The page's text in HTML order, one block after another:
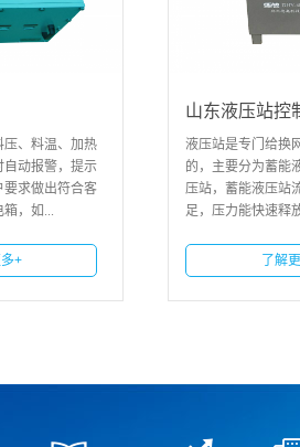
山东液压站控制系统
液压站是专门给换网器提供液压动力
的，主要分为蓄能液压站和电磁式液
压站，蓄能液压站流量大，动力充
足，压力能快速释放，操作简...